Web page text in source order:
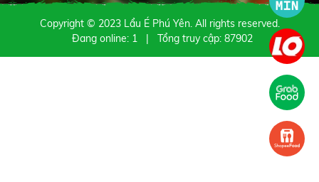
Copyright © 2023 Lẩu É Phú Yên. All rights reserved.
Đang online: 1
| Tổng truy cập: 87902